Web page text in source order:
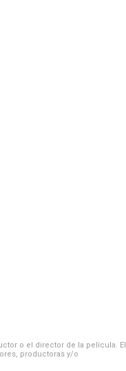
o el director de la película. El
productoras y/o